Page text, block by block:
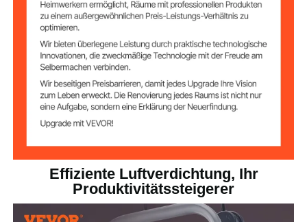
Max. Arbeitsdruck
Drucktragende
Leistung
8 bar
Luftstrom im
kalten Zustand
4 SCFM @ 90 PSI
30,5 kg (67,2 lbs)
Produktabmessun
gen
445 × 420 x 845 mm (17,5 x
16,5 x 33,3 Zoll)
Effiziente Luftverdichtung, Ihr
Produktivitätssteigerer